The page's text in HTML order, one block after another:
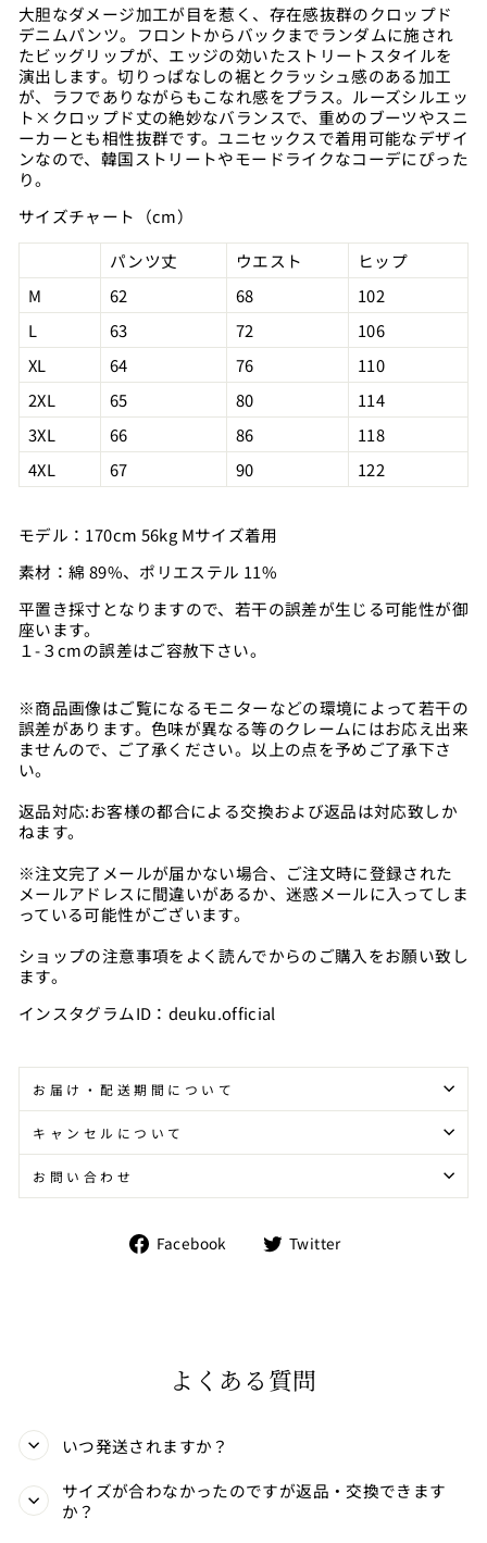
大胆なダメージ加工が目を惹く、存在感抜群のクロップド
デニムパンツ。フロントからバックまでランダムに施され
たビッグリップが、エッジの効いたストリートスタイルを
演出します。切りっぱなしの裾とクラッシュ感のある加工
が、ラフでありながらもこなれ感をプラス。ルーズシルエッ
ト×クロップド丈の絶妙なバランスで、重めのブーツやスニ
ーカーとも相性抜群です。ユニセックスで着用可能なデザイ
ンなので、韓国ストリートやモードライクなコーデにぴった
り。
サイズチャート（cm）
パンツ丈
ウエスト
ヒップ
M
62 68
102
L
63 72
106
XL
64 76
110
2XL
65 80
114
3XL
66 86
118
4XL
67 90 122
モデル：170cm 56kg Mサイズ着用
素材：綿 89%、ポリエステル 11%
平置き採寸となりますので、若干の誤差が生じる可能性が御
座います。
１-３cmの誤差はご容赦下さい。
※商品画像はご覧になるモニターなどの環境によって若干の
誤差があります。色味が異なる等のクレームにはお応え出来
ませんので、ご了承ください。以上の点を予めご了承下さ
い。
返品対応:お客様の都合による交換および返品は対応致しか
ねます。
※注文完了メールが届かない場合、ご注文時に登録された
メールアドレスに間違いがあるか、迷惑メールに入ってしま
っている可能性がございます。
ショップの注意事項をよく読んでからのご購入をお願い致し
ます。
インスタグラムID：deuku.official
お届け・配送期間について
キャンセルについて
お問い合わせ
Facebook
FacebookTwitter
よくある質問
いつ発送されますか？
サイズが合わなかったのですが返品・交換できます
か？